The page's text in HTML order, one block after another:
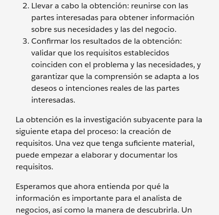
Llevar a cabo la obtención: reunirse con las
partes interesadas para obtener información
sobre sus necesidades y las del negocio.
Confirmar los resultados de la obtención:
validar que los requisitos establecidos
coinciden con el problema y las necesidades, y
garantizar que la comprensión se adapta a los
deseos o intenciones reales de las partes
interesadas.
La obtención es la investigación subyacente para la
siguiente etapa del proceso: la creación de
requisitos. Una vez que tenga suficiente material,
puede empezar a elaborar y documentar los
requisitos.
Esperamos que ahora entienda por qué la
información es importante para el analista de
negocios, así como la manera de descubrirla. Un